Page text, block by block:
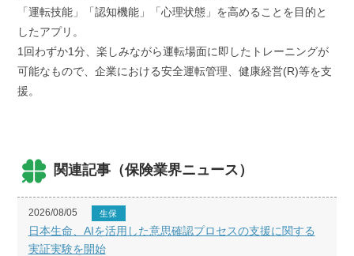
「運転技能」「認知機能」「心理状態」を高めることを目的と
したアプリ。
1回わずか1分、楽しみながら運転場面に即したトレーニングが
可能なもので、企業における安全運転管理、健康経営(R)等を支
援。
関連記事（保険業界ニュース）
2026/08/05 生保
日本生命、AIを活用した意思確認プロセスの支援に関する
実証実験を開始